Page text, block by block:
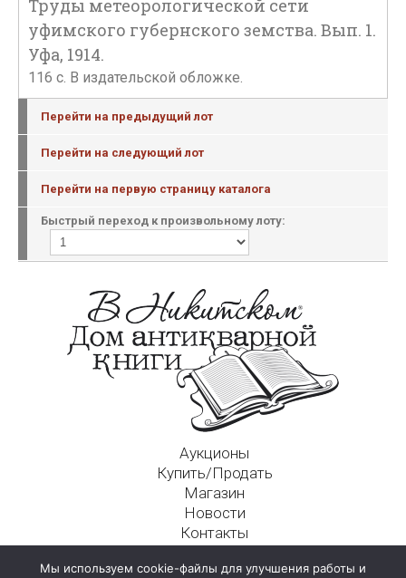
Труды метеорологической сети
уфимского губернского земства. Вып. 1.
Уфа, 1914.
116 с. В издательской обложке.
Перейти на предыдущий лот
Перейти на следующий лот
Перейти на первую страницу каталога
Быстрый переход к произвольному лоту:
Аукционы
Купить/Продать
Магазин
Новости
Контакты
Мы используем cookie-файлы для улучшения работы и